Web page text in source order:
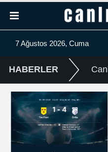
7 Ağustos 2026, Cuma
HABERLER